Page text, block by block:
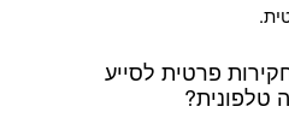
פרטית לסייע
טלפונית?